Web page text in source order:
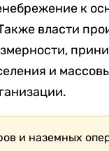
к
власти
и
и наземных